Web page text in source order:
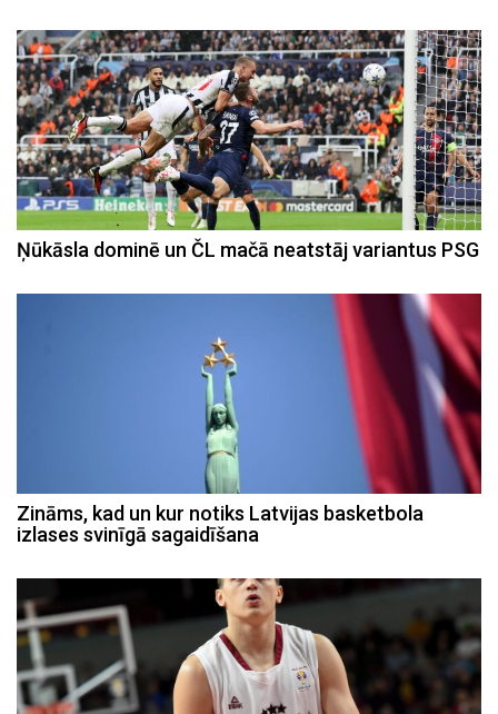
Ņūkāsla dominē un ČL mačā neatstāj variantus PSG
Zināms, kad un kur notiks Latvijas basketbola
izlases svinīgā sagaidīšana